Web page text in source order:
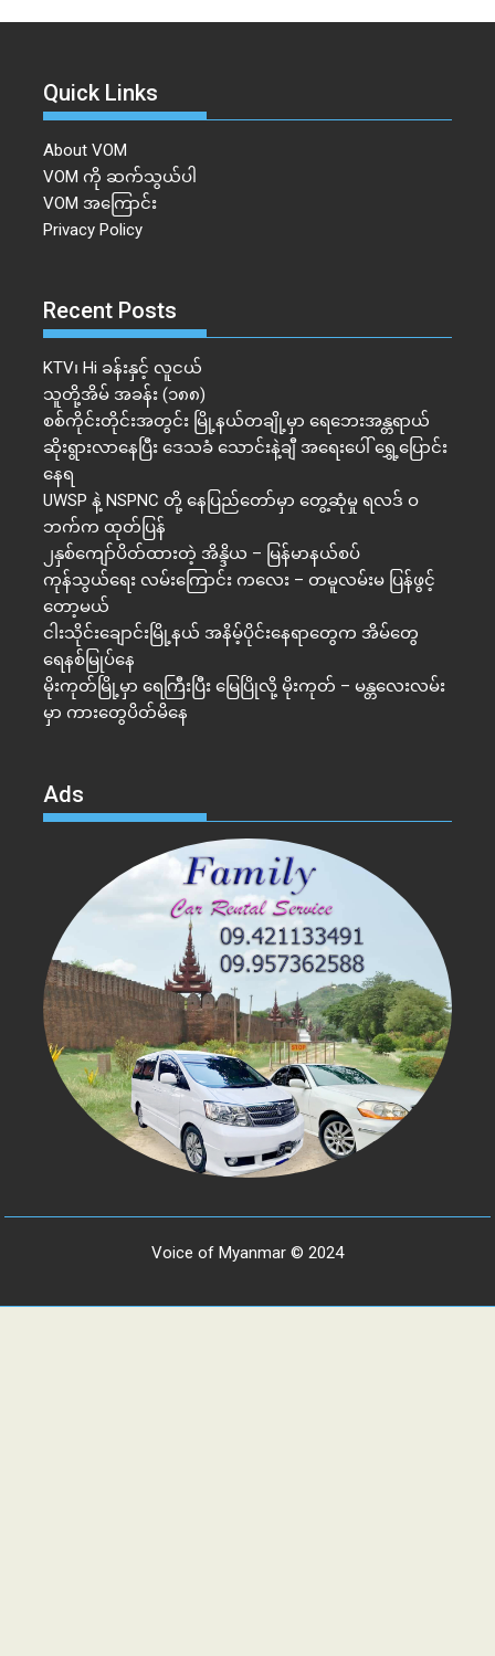
Quick Links
About VOM
VOM ကို ဆက်သွယ်ပါ
VOM အကြောင်း
Privacy Policy
Recent Posts
KTV၊ Hi ခန်းနှင့် လူငယ်
သူတို့အိမ် အခန်း (၁၈၈)
စစ်ကိုင်းတိုင်းအတွင်း မြို့နယ်တချို့မှာ ရေဘေးအန္တရာယ်
ဆိုးရွားလာနေပြီး ဒေသခံ သောင်းနဲ့ချီ အရေးပေါ် ရွှေ့ပြောင်း
နေရ
UWSP နဲ့ NSPNC တို့ နေပြည်တော်မှာ တွေ့ဆုံမှု ရလဒ် ဝ
ဘက်က ထုတ်ပြန်
၂နှစ်​ကျော်ပိတ်ထားတဲ့ အိန္ဒိယ – မြန်မာနယ်စပ်
ကုန်သွယ်ရေး လမ်းကြောင်း ကလေး – တမူလမ်းမ ပြန်ဖွင့်
တော့မယ်
ငါးသိုင်းချောင်းမြို့နယ် အနိမ့်ပိုင်းနေရာတွေက အိမ်​တွေ
ရေနစ်မြုပ်နေ
မိုးကုတ်မြို့မှာ ရေကြီးပြီး မြေပြိုလို့ မိုးကုတ် – မန္တလေးလမ်း
မှာ ကားတွေပိတ်မိနေ
Ads
Voice of Myanmar © 2024